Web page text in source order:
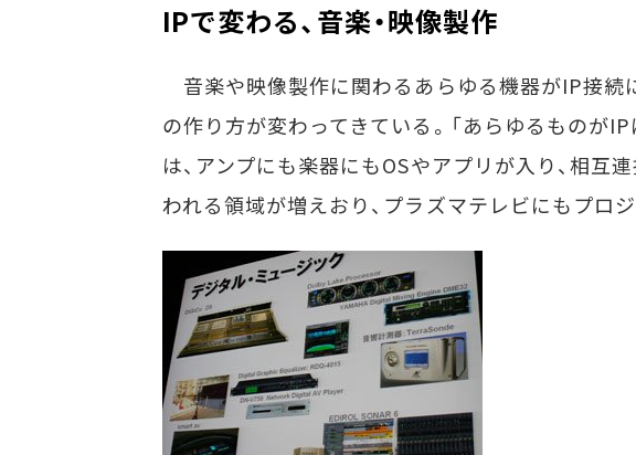
IPで変わる、音楽・映像製作
音楽や映像製作に関わるあらゆる機器がIP接続
の作り方が変わってきている。「あらゆるものが
は、アンプにも楽器にもOSやアプリが入り、相互
われる領域が増えおり、プラズマテレビにもプロ